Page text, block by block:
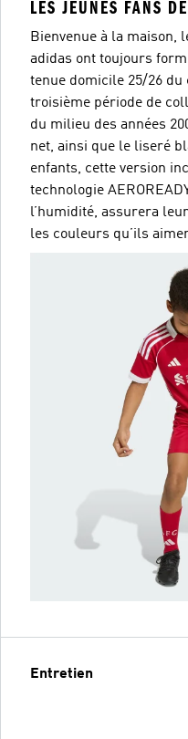
LES JEUNES FANS
Bienvenue à la maison,
adidas ont toujours
tenue domicile 25/26
troisième période de
du milieu des années
net, ainsi que le liseré
enfants, cette version
technologie
l’humidité, assurera
les couleurs qu’ils
Entretien